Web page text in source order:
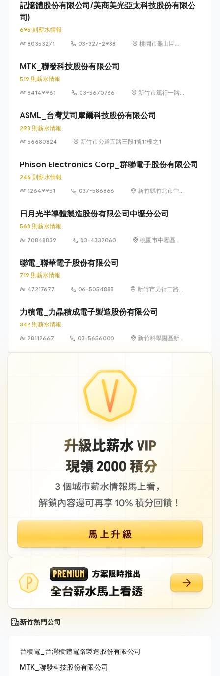
記憶體股份有限公司/美商美光亞太科技股份有限公
司)
695 則薪水情報
80353271
03-327-2988
桃園市龜山區文
MTK_聯發科技股份有限公司
519 則薪水情報
84149961
03-5670766
新竹市篤行一路 1
區）
ASML_台灣艾司摩爾科技股份有限公司
293 則薪水情報
56680824
新竹市公道五路三段1號11樓之1
Phison Electronics Corp_群聯電子股份有限公司
246 則薪水情報
12649951
037-586866
新竹縣竹北市中
號10樓之6
日月光半導體製造股份有限公司中壢分公司
568 則薪水情報
70848839
03-4332060
桃園市中壢區中
聯電_聯華電子股份有限公司
719 則薪水情報
47217677
06-5054888
新竹市力行二路3
區）
力積電_力晶積成電子製造股份有限公司
342 則薪水情報
28112667
03-5656000
新竹科學園區新
新竹熱門公司
台積電_台灣積體電路製造股份有限公司
MTK_聯發科技股份有限公司